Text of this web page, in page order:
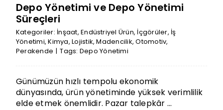
Depo Yönetimi ve Depo Yönetimi
Süreçleri
Kategoriler: İnşaat,Endüstriyel Ürün, İçgörüler, İş
Yönetimi,Kimya,Lojistik,Madencilik,Otomotiv,
Perakende | Tags: Depo Yönetimi
Günümüzün hızlı tempolu ekonomik
dünyasında, ürün yönetiminde yüksek verimlilik
elde etmek önemlidir. Pazar talepkâr ...